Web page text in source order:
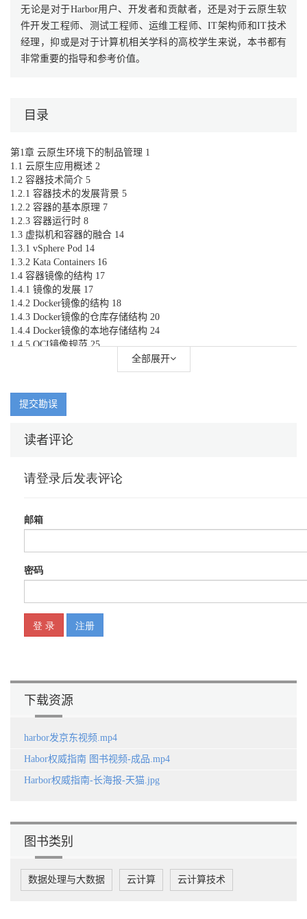
无论是对于Harbor用户、开发者和贡献者，还是对于云原生软
件开发工程师、测试工程师、运维工程师、IT架构师和IT技术
经理，抑或是对于计算机相关学科的高校学生来说，本书都有
非常重要的指导和参考价值。
目录
第1章 云原生环境下的制品管理 1
1.1 云原生应用概述 2
1.2 容器技术简介 5
1.2.1 容器技术的发展背景 5
1.2.2 容器的基本原理 7
1.2.3 容器运行时 8
1.3 虚拟机和容器的融合 14
1.3.1 vSphere Pod 14
1.3.2 Kata Containers 16
1.4 容器镜像的结构 17
1.4.1 镜像的发展 17
1.4.2 Docker镜像的结构 18
1.4.3 Docker镜像的仓库存储结构 20
1.4.4 Docker镜像的本地存储结构 24
1.4.5 OCI镜像规范 25
1.5.1 Docker镜像管理和分发 34
1.5.3 OCI Artifact 37
1.6.2 公有Registry服务 43
2.1.1 访问控制 48
2.1.3 镜像扫描 50
2.1.4 高级管理功能 52
2.2 组件简介 58
2.2.2 核心组件 59
2.2.3 可选组件 63
3.1.3 在线安装 76
3.1.4 源码安装 77
3.2.1 获取Helm Chart 80
3.2.2 配置Helm Chart 81
3.3 高可用方案 96
3.3.3 基于离线安装包的高可用方案 101
3.4 存储系统配置 105
3.4.3 阿里云的对象存储OSS 108
3.5 Harbor初体验 110
全部展开
提交勘误
读者评论
下载资源
harbor发京东视频.mp4
Habor权威指南 图书视频-成品.mp4
Harbor权威指南-长海报-天猫.jpg
图书类别
数据处理与大数据 云计算 云计算技术